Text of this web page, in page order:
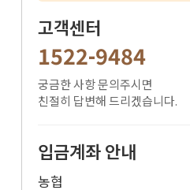
고객센터
1522-9484
궁금한 사항 문의주시면
친절히 답변해 드리겠습니다.
입금계좌 안내
농협